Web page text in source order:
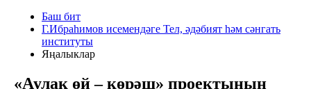
Баш бит
Г.Ибраһимов исемендәге Тел, әдәбият һәм сәнгать
институты
Яңалыклар
«Аулак өй – көрәш» проектының